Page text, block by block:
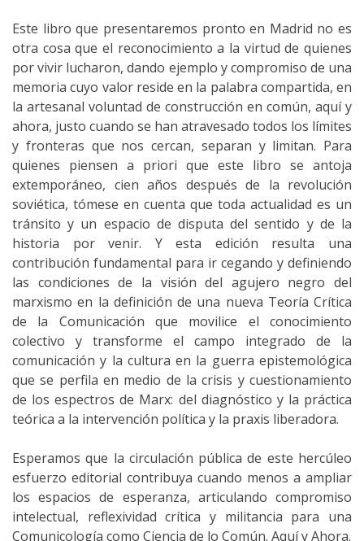
Este libro que presentaremos pronto en Madrid no es
otra cosa que el reconocimiento a la virtud de quienes
por vivir lucharon, dando ejemplo y compromiso de una
memoria cuyo valor reside en la palabra compartida, en
la artesanal voluntad de construcción en común, aquí y
ahora, justo cuando se han atravesado todos los límites
y fronteras que nos cercan, separan y limitan. Para
quienes piensen a priori que este libro se antoja
extemporáneo, cien años después de la revolución
soviética, tómese en cuenta que toda actualidad es un
tránsito y un espacio de disputa del sentido y de la
historia por venir. Y esta edición resulta una
contribución fundamental para ir cegando y definiendo
las condiciones de la visión del agujero negro del
marxismo en la definición de una nueva Teoría Crítica
de la Comunicación que movilice el conocimiento
colectivo y transforme el campo integrado de la
comunicación y la cultura en la guerra epistemológica
que se perfila en medio de la crisis y cuestionamiento
de los espectros de Marx: del diagnóstico y la práctica
teórica a la intervención política y la praxis liberadora.
Esperamos que la circulación pública de este hercúleo
esfuerzo editorial contribuya cuando menos a ampliar
los espacios de esperanza, articulando compromiso
intelectual, reflexividad crítica y militancia para una
Comunicología como Ciencia de lo Común. Aquí y Ahora.